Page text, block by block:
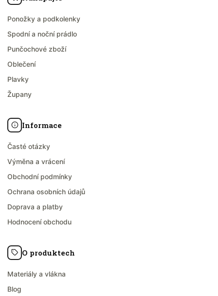
Ponožky a podkolenky
Spodní a noční prádlo
Punčochové zboží
Oblečení
Plavky
Župany
Informace
Časté otázky
Výměna a vrácení
Obchodní podmínky
Ochrana osobních údajů
Doprava a platby
Hodnocení obchodu
O produktech
Materiály a vlákna
Blog